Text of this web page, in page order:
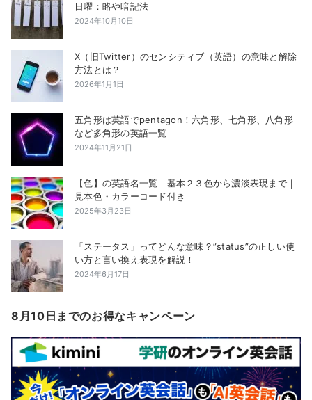
日曜：略や暗記法
2024年10月10日
X（旧Twitter）のセンシティブ（英語）の意味と解除
方法とは？
2026年1月1日
五角形は英語でpentagon！六角形、七角形、八角形
など多角形の英語一覧
2024年11月21日
【色】の英語名一覧｜基本２３色から濃淡表現まで｜
見本色・カラーコード付き
2025年3月23日
「ステータス」ってどんな意味？”status”の正しい使
い方と言い換え表現を解説！
2024年6月17日
8月10日までのお得なキャンペーン